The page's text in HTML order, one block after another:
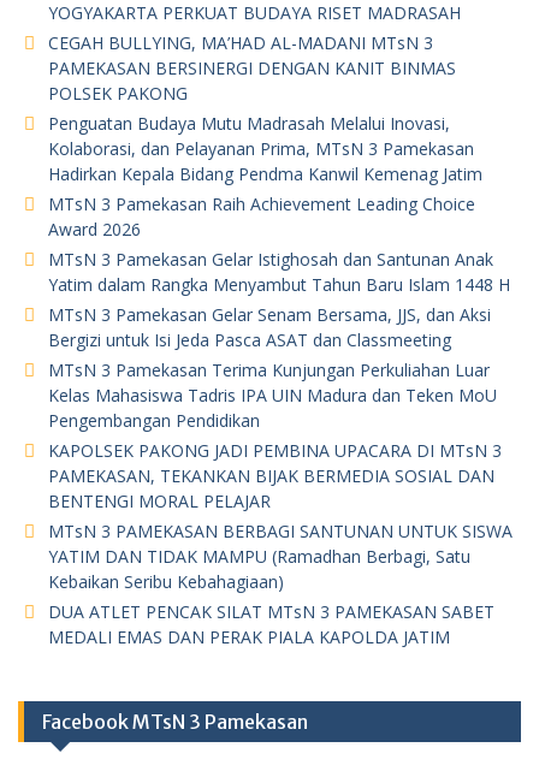
YOGYAKARTA PERKUAT BUDAYA RISET MADRASAH
CEGAH BULLYING, MA’HAD AL-MADANI MTsN 3
PAMEKASAN BERSINERGI DENGAN KANIT BINMAS
POLSEK PAKONG
Penguatan Budaya Mutu Madrasah Melalui Inovasi,
Kolaborasi, dan Pelayanan Prima, MTsN 3 Pamekasan
Hadirkan Kepala Bidang Pendma Kanwil Kemenag Jatim
MTsN 3 Pamekasan Raih Achievement Leading Choice
Award 2026
MTsN 3 Pamekasan Gelar Istighosah dan Santunan Anak
Yatim dalam Rangka Menyambut Tahun Baru Islam 1448 H
MTsN 3 Pamekasan Gelar Senam Bersama, JJS, dan Aksi
Bergizi untuk Isi Jeda Pasca ASAT dan Classmeeting
MTsN 3 Pamekasan Terima Kunjungan Perkuliahan Luar
Kelas Mahasiswa Tadris IPA UIN Madura dan Teken MoU
Pengembangan Pendidikan
KAPOLSEK PAKONG JADI PEMBINA UPACARA DI MTsN 3
PAMEKASAN, TEKANKAN BIJAK BERMEDIA SOSIAL DAN
BENTENGI MORAL PELAJAR
MTsN 3 PAMEKASAN BERBAGI SANTUNAN UNTUK SISWA
YATIM DAN TIDAK MAMPU (Ramadhan Berbagi, Satu
Kebaikan Seribu Kebahagiaan)
DUA ATLET PENCAK SILAT MTsN 3 PAMEKASAN SABET
MEDALI EMAS DAN PERAK PIALA KAPOLDA JATIM
Facebook MTsN 3 Pamekasan